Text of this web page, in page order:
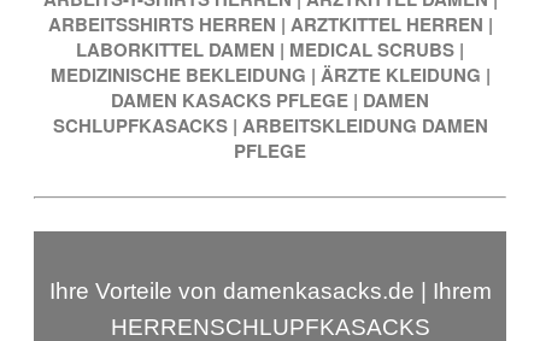
ARBEITSSHIRTS HERREN | ARZTKITTEL HERREN |
LABORKITTEL DAMEN | MEDICAL SCRUBS |
MEDIZINISCHE BEKLEIDUNG | ÄRZTE KLEIDUNG |
DAMEN KASACKS PFLEGE | DAMEN
SCHLUPFKASACKS | ARBEITSKLEIDUNG DAMEN
PFLEGE
Ihre Vorteile von damenkasacks.de | Ihrem
HERRENSCHLUPFKASACKS